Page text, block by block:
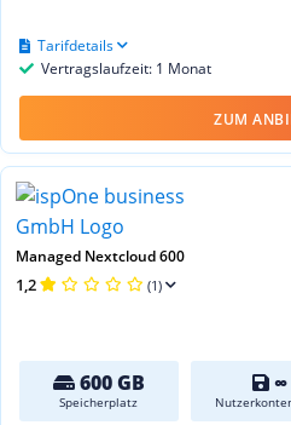
Vertragslaufzeit: 1 Monat
Tarifdetails
ZUM
Managed Nextcloud 600
1,2 (1)
600 GB
Speicherplatz
∞